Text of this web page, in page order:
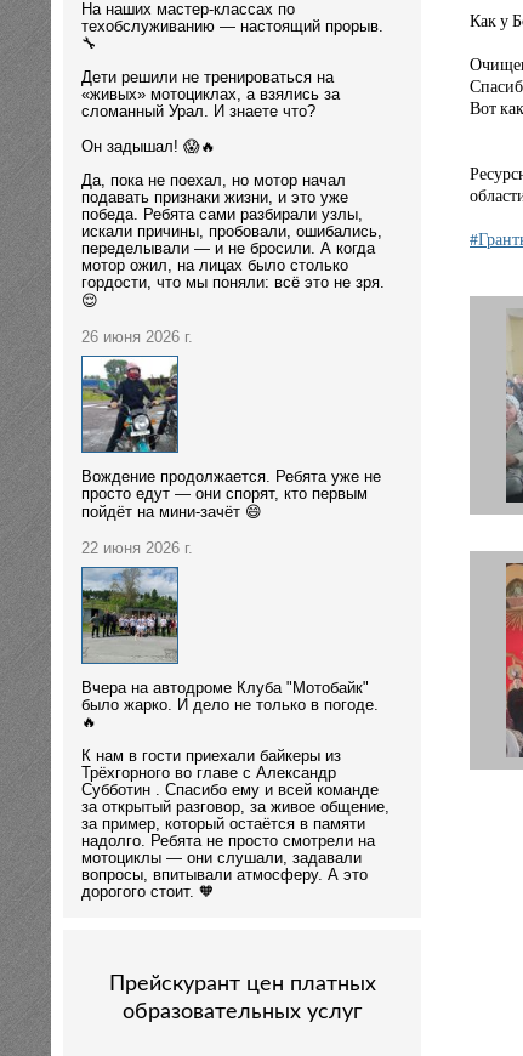
На наших мастер-классах по
техобслуживанию — настоящий прорыв.
🔧
Дети решили не тренироваться на
«живых» мотоциклах, а взялись за
сломанный Урал. И знаете что?
Он задышал! 😱🔥
Да, пока не поехал, но мотор начал
подавать признаки жизни, и это уже
победа. Ребята сами разбирали узлы,
искали причины, пробовали, ошибались,
переделывали — и не бросили. А когда
мотор ожил, на лицах было столько
гордости, что мы поняли: всё это не зря.
😌
26 июня 2026 г.
Вождение продолжается. Ребята уже не
просто едут — они спорят, кто первым
пойдёт на мини-зачёт 😄
22 июня 2026 г.
Вчера на автодроме Клуба "Мотобайк"
было жарко. И дело не только в погоде.
🔥
К нам в гости приехали байкеры из
Трёхгорного во главе с Александр
Субботин . Спасибо ему и всей команде
за открытый разговор, за живое общение,
за пример, который остаётся в памяти
надолго. Ребята не просто смотрели на
мотоциклы — они слушали, задавали
вопросы, впитывали атмосферу. А это
дорогого стоит. 🧡
Прейскурант цен платных
образовательных услуг
Как у
Вот